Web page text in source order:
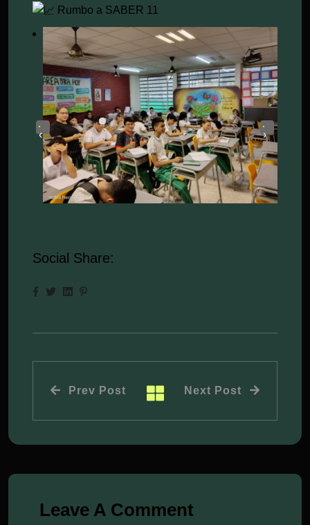
Rumbo a SABER 11
‹ ›
Social Share:
Prev Post Next Post
Leave A Comment